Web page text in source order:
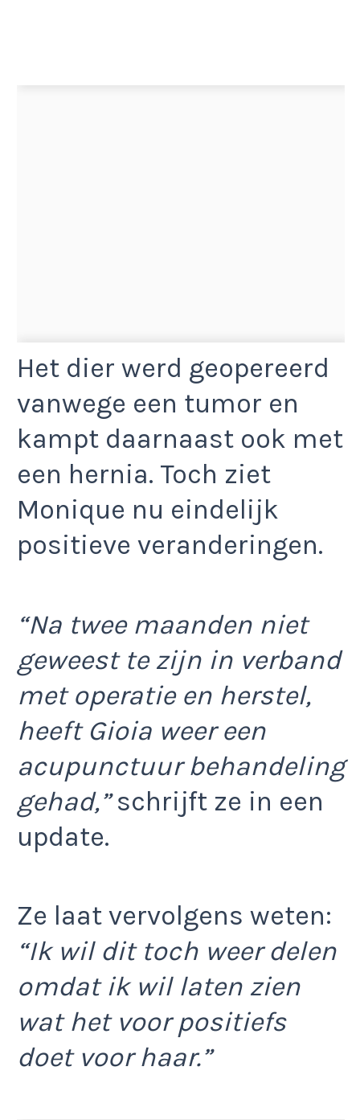
Het dier werd geopereerd
vanwege een tumor en
kampt daarnaast ook met
een hernia. Toch ziet
Monique nu eindelijk
positieve veranderingen.
“Na twee maanden niet
geweest te zijn in verband
met operatie en herstel,
heeft Gioia weer een
acupunctuur behandeling
gehad,”schrijft ze in een
update.
Ze laat vervolgens weten:
“Ik wil dit toch weer delen
omdat ik wil laten zien
wat het voor positiefs
doet voor haar.”